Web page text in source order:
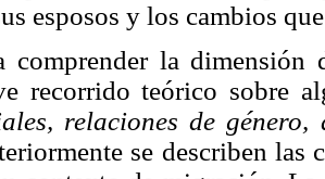
esposos y los cambios
comprender la
recorrido teórico sobre
relaciones de
se describen las